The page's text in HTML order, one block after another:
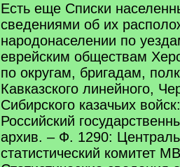
Есть еще Списки
сведениями об их
народонаселении по
еврейским обществам
по округам, бригадам,
Кавказского линейного,
Сибирского казачьих
Российский
архив. – Ф. 1290:
статистический комитет